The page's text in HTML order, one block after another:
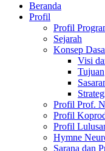
Beranda
Profil
Profil
Sejarah
Konsep
Visi
Tujuan
Profil Prof.
Profil
Profil
Hymne
Sarana dan